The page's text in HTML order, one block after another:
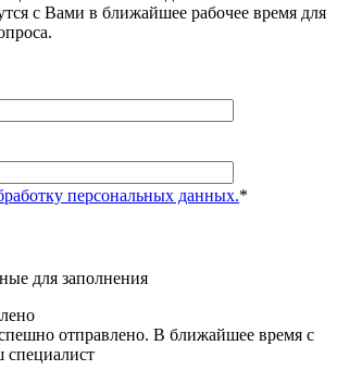
с Вами в ближайшее рабочее время для
персональных данных.*
для заполнения
отправлено. В ближайшее время с
специалист